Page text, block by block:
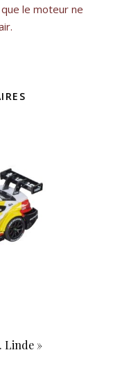
le moteur ne
Linde »